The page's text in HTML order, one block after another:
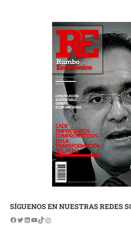
SÍGUENOS EN NUESTRAS REDES